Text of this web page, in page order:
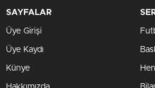
SAYFALAR
Üye Girişi
Üye Kaydı
Künye